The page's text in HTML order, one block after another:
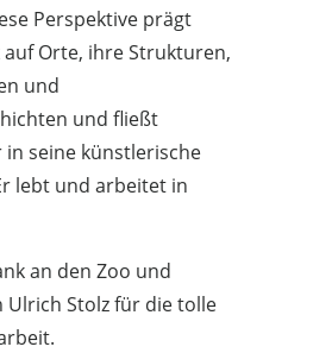
Perspektive prägt
auf Orte, ihre Strukturen,
und
und fließt
seine künstlerische
lebt und arbeitet in
an den Zoo und
Ulrich Stolz für die tolle